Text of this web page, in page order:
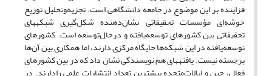
فزاینده بر این موضوع در جامعه دانشگاهی است. تجزیه‌وتحلیل توزیع
خوشه‌ای مؤسسات تحقیقاتی نشان‌دهنده شکل‌گیری شبکه­های
تحقیقاتی بین کشورهای توسعه‌یافته و درحال‌توسعه است. کشورهای
توسعه‌یافته در این شبکه‌ها جایگاه مرکزی دارند، اما همکاری بین آن‌ها
برجسته نیست. یافته­های هم نویسندگی نشان داد که در بین کشورهای